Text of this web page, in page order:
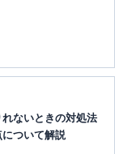
ないときの対処法
ついて解説